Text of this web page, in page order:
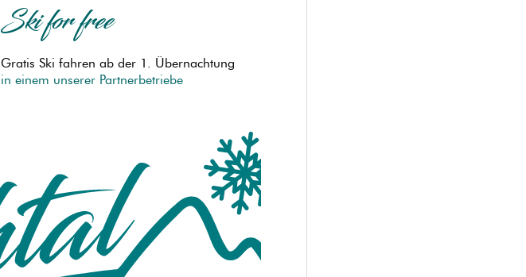
Ski for free
Gratis Ski fahren ab der 1. Übernachtung
in einem unserer Partnerbetriebe